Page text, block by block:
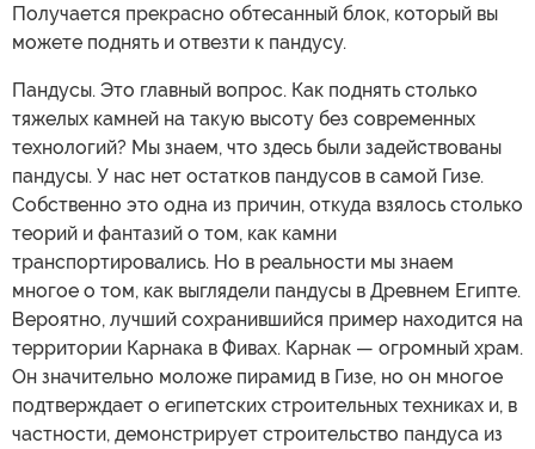
Получается прекрасно обтесанный блок, который вы
можете поднять и отвезти к пандусу.
Пандусы. Это главный вопрос. Как поднять столько
тяжелых камней на такую высоту без современных
технологий? Мы знаем, что здесь были задействованы
пандусы. У нас нет остатков пандусов в самой Гизе.
Собственно это одна из причин, откуда взялось столько
теорий и фантазий о том, как камни
транспортировались. Но в реальности мы знаем
многое о том, как выглядели пандусы в Древнем Египте.
Вероятно, лучший сохранившийся пример находится на
территории Карнака в Фивах. Карнак — огромный храм.
Он значительно моложе пирамид в Гизе, но он многое
подтверждает о египетских строительных техниках и, в
частности, демонстрирует строительство пандуса из